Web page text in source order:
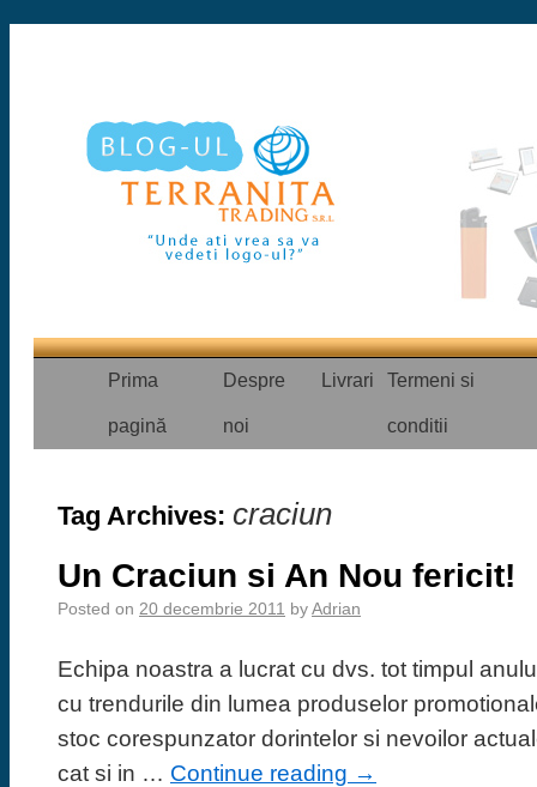
Prima
pagină
Despre
noi
Livrari Termeni si
conditii
Tag Archives: craciun
Un Craciun si An Nou fericit!
Posted on 20 decembrie 2011 byAdrian
Echipa noastra a lucrat cu dvs. tot timpul
cu trendurile din lumea produselor
stoc corespunzator dorintelor si nevoilor
cat si in … Continue reading →